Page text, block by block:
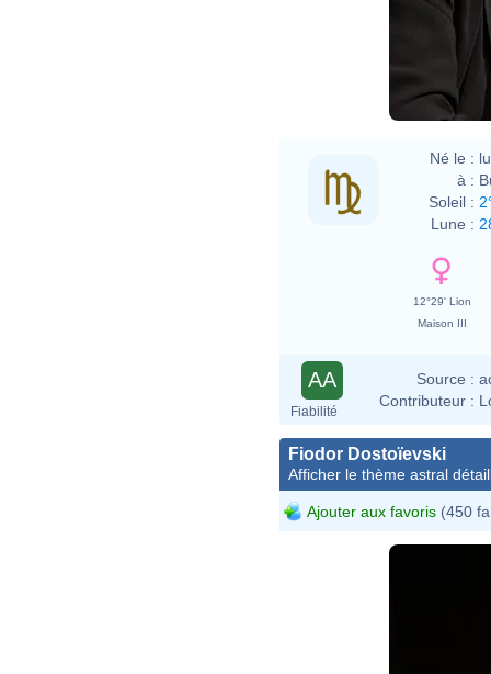
Né le :
à :
Soleil :
Lune :
12°29' Lion
Maison III
AA
Fiabilité
Source :
Contributeur :
Fiodor Dostoïevski
Afficher le thème astral
Ajouter aux favoris (450